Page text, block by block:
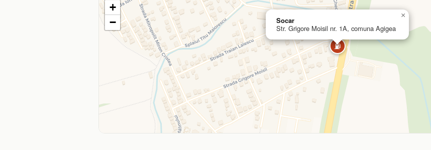
⛽
Socar
Str. Grigore Moisil nr. 1A, comuna Agigea
×
+
−